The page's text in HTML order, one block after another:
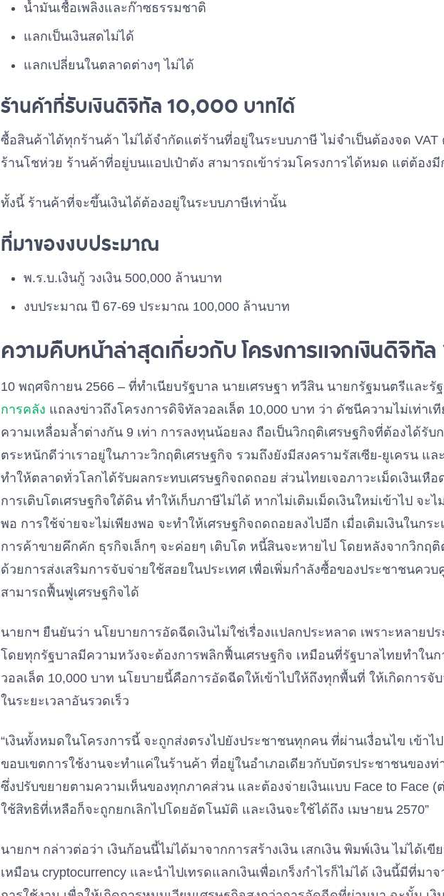
น้ำมันเชื้อเพลิงและก๊าซธรรมชาติ
แลกเป็นเงินสดไม่ได้
แลกเปลี่ยนในตลาดต่างๆ ไม่ได้
ร้านค้าที่รับเงินดิจิทัล 10,000 บาทได้
ซื้อสินค้าได้ทุกร้านค้า ไม่ได้จำกัดแต่ร้านที่อยู่ในระบบภาษี ไม่จำเป็นต้องจด VAT
ร้านโชห่วย ร้านค้าที่อยู่บนแอปเป๋าตัง สามารถเข้าร่วมโครงการได้หมด แต่ต้องมี
ทั้งนี้ ร้านค้าที่จะขึ้นเงินได้ต้องอยู่ในระบบภาษีเท่านั้น
ที่มาของงบประมาณ
พ.ร.บ.เงินกู้ วงเงิน 500,000 ล้านบาท
งบประมาณ ปี 67-69 ประมาณ 100,000 ล้านบาท
ความคืบหน้าล่าสุดเกี่ยวกับ โครงการแจกเงินดิจิ
10 พฤศจิกายน 2566 – ที่ทำเนียบรัฐบาล นายเศรษฐา ทวีสิน นายกรัฐมนตรีและรั
การคลัง แถลงข่าวถึงโครงการดิจิทัลวอลเล็ต 10,000 บาท ว่า ดัชนีความไม่เท่า
ความเหลื่อมล้ำต่างกัน 9 เท่า การลงทุนน้อยลง ถือเป็นวิกฤติเศรษฐกิจที่ต้องได้รับ
ตระหนักดีว่าเราอยู่ในภาวะวิกฤติเศรษฐกิจ รวมถึงยังมีสงครามรัสเซีย-ยูเครน แล
ทำให้ตลาดทั่วโลกได้รับผลกระทบเศรษฐกิจถดถอย ส่วนไทยเจอภาวะเม็ดเงินเหื
การเติบโตเศรษฐกิจใต้ดิน ทำให้เก็บภาษีไม่ได้ หากไม่เติมเม็ดเงินใหม่เข้าไป จะไ
พอ การใช้จ่ายจะไม่เพียงพอ จะทำให้เศรษฐกิจถดถอยลงไปอีก เมื่อเติมเงินในกร
การค้าขายคึกคัก ธุรกิจเล็กๆ จะค่อยๆ เติบโต หนี้สินจะหายไป โดยหลังจากวิกฤ
ด้วยการส่งเสริมการจับจ่ายใช้สอยในประเทศ เพื่อเพิ่มกำลังซื้อของประชาชนคว
สามารถฟื้นฟูเศรษฐกิจได้
นายกฯ ยืนยันว่า นโยบายการอัดฉีดเงินไม่ใช่เรื่องแปลกประหลาด เพราะหลายป
โดยทุกรัฐบาลมีความหวังจะต้องการพลิกฟื้นเศรษฐกิจ เหมือนที่รัฐบาลไทยทำใน
วอลเล็ต 10,000 บาท นโยบายนี้คือการอัดฉีดให้เข้าไปให้ถึงทุกพื้นที่ ให้เกิดการจั
ในระยะเวลาอันรวดเร็ว
“เงินทั้งหมดในโครงการนี้ จะถูกส่งตรงไปยังประชาชนทุกคน ที่ผ่านเงื่อนไข เข้าไ
ขอบเขตการใช้งานจะทำแค่ในร้านค้า ที่อยู่ในอำเภอเดียวกับบัตรประชาชนของท่
ซึ่งปรับขยายตามความเห็นของทุกภาคส่วน และต้องจ่ายเงินแบบ Face to Face
ใช้สิทธิที่เหลือก็จะถูกยกเลิกไปโดยอัตโนมัติ และเงินจะใช้ได้ถึง เมษายน 2570”
นายกฯ กล่าวต่อว่า เงินก้อนนี้ไม่ได้มาจากการสร้างเงิน เสกเงิน พิมพ์เงิน ไม่ได้เขี
เหมือน cryptocurrency และนำไปเทรดแลกเงินเพื่อเกร็งกำไรก็ไม่ได้ เงินนี้มีที่มา